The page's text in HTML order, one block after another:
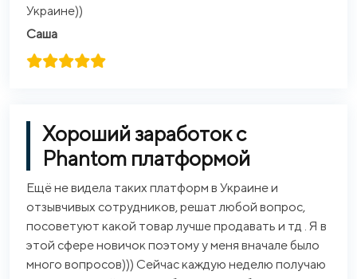
Украине))
Саша
Хороший заработок с
Phantom платформой
Ещё не видела таких платформ в Украине и
отзывчивых сотрудников, решат любой вопрос,
посоветуют какой товар лучше продавать и тд . Я в
этой сфере новичок поэтому у меня вначале было
много вопросов))) Сейчас каждую неделю получаю